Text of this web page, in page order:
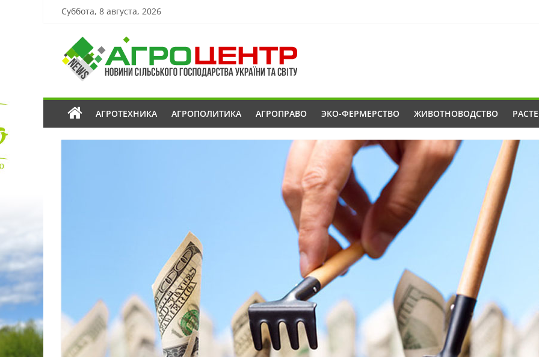
Суббота, 8 августа, 2026
АГРОТЕХНИКА АГРОПОЛИТИКА АГРОПРАВО ЭКО-ФЕРМЕРСТВО ЖИВОТНОВОДСТВО